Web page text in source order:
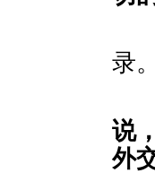
录。
说，
外